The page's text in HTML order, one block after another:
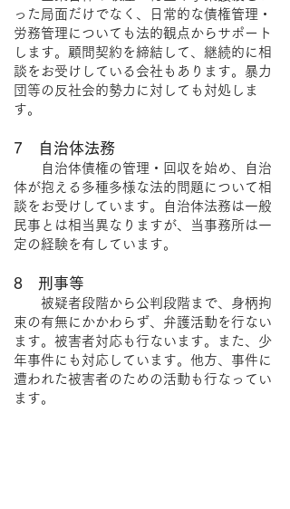
った局面だけでなく、日常的な債権管理・
労務管理についても法的観点からサポート
します。顧問契約を締結して、継続的に相
談をお受けしている会社もあります。暴力
団等の反社会的勢力に対しても対処しま
す。
7 自治体法務
自治体債権の管理・回収を始め、自治
体が抱える多種多様な法的問題について相
談をお受けしています。自治体法務は一般
民事とは相当異なりますが、当事務所は一
定の経験を有しています。
8 刑事等
被疑者段階から公判段階まで、身柄拘
束の有無にかかわらず、弁護活動を行ない
ます。被害者対応も行ないます。また、少
年事件にも対応しています。他方、事件に
遭われた被害者のための活動も行なってい
ます。